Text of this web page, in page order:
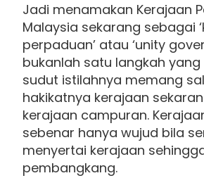
Jadi menamakan Kerajaan
Malaysia sekarang sebagai
perpaduan’ atau ‘unity
bukanlah satu langkah yang
sudut istilahnya memang
hakikatnya kerajaan
kerajaan campuran.
sebenar hanya wujud bila
menyertai kerajaan
pembangkang.